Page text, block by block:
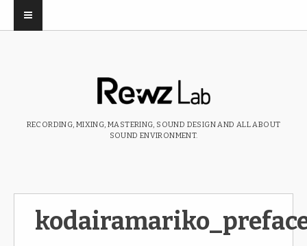
RECORDING, MIXING, MASTERING, SOUND DESIGN AND ALL ABOUT
SOUND ENVIRONMENT.